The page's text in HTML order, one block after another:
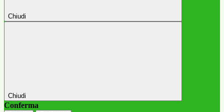
Chiudi
Chiudi
Conferma